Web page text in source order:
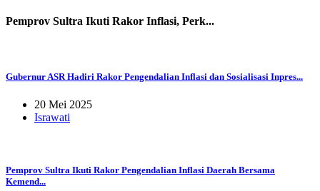
Pemprov Sultra Ikuti Rakor Inflasi, Perk...
Gubernur ASR Hadiri Rakor Pengendalian Inflasi dan Sosialisasi Inpres...
20 Mei 2025
Israwati
Pemprov Sultra Ikuti Rakor Pengendalian Inflasi Daerah Bersama
Kemend...